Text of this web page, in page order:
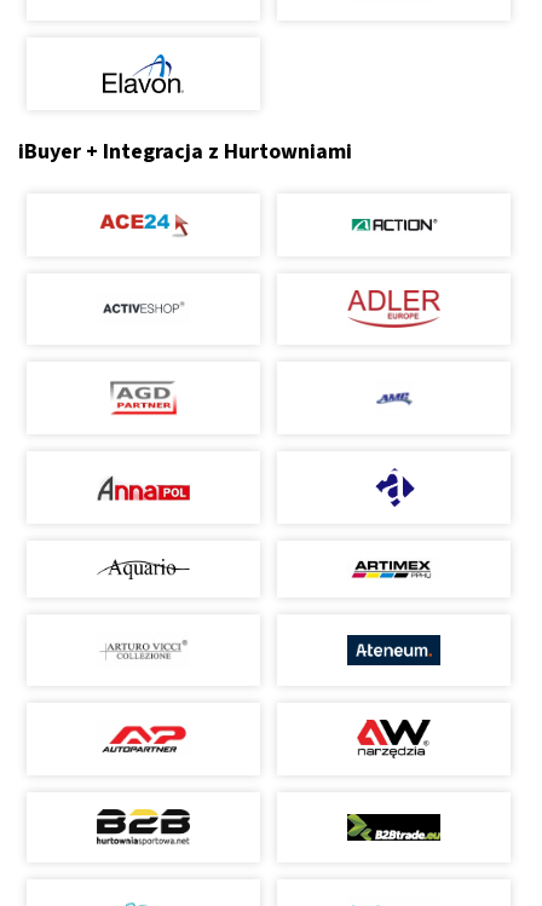
iBuyer + Integracja z Hurtowniami